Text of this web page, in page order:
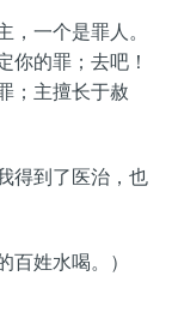
一个是罪人。
你的罪；去吧！
；主擅长于赦
得到了医治，也
姓水喝。）